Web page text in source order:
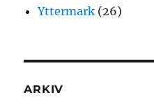
Yttermark (26)
ARKIV